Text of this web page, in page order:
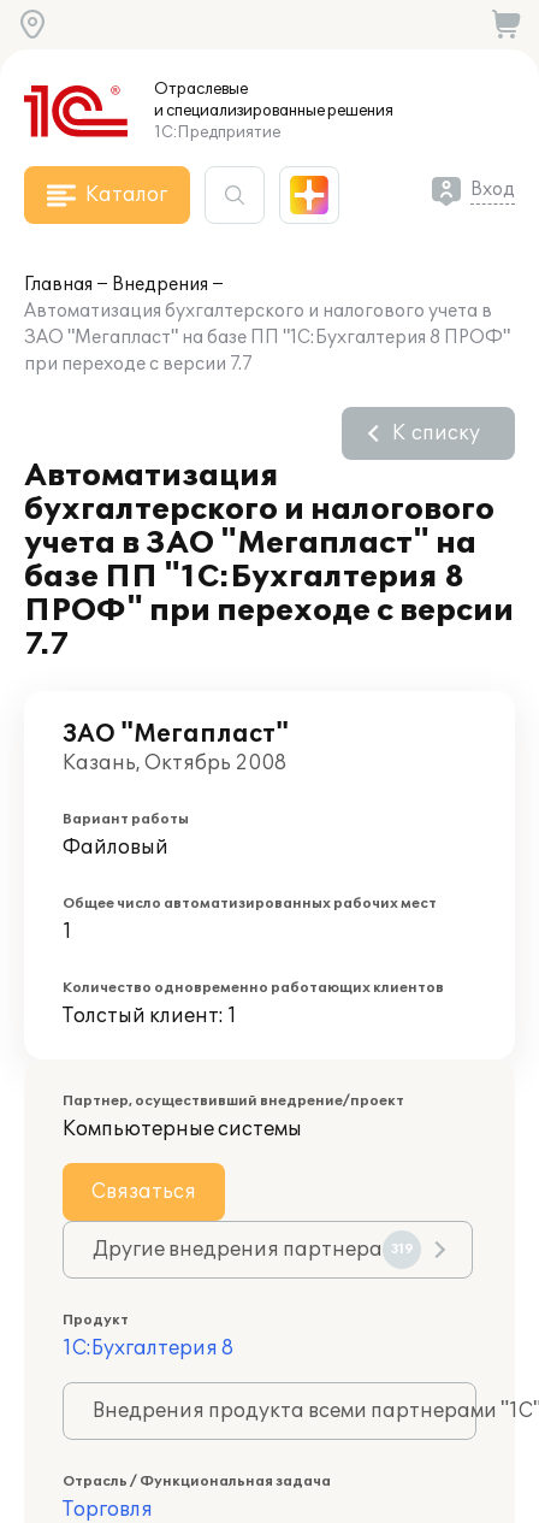
Отраслевые
и специализированныерешения
1С:Предприятие
Каталог Вход
Главная
Внедрения
Автоматизация бухгалтерского и налогового учета в
ЗАО "Мегапласт" на базе ПП "1С:Бухгалтерия 8 ПРОФ"
при переходе с версии 7.7
Автоматизация
бухгалтерского и налогового
учета в ЗАО "Мегапласт" на
базе ПП "1С:Бухгалтерия 8
ПРОФ" при переходе с версии
7.7
К списку
ЗАО "Мегапласт"
Казань, Октябрь 2008
Вариант работы
Файловый
Общее число автоматизированных рабочих мест
1
Количество одновременно работающих клиентов
Толстый клиент: 1
Партнер, осуществивший внедрение/проект
Компьютерные системы
Связаться
Другие внедрения партнера 319
Продукт
1С:Бухгалтерия 8
Внедрения продукта всеми партнерами
Отрасль / Функциональная задача
Торговля